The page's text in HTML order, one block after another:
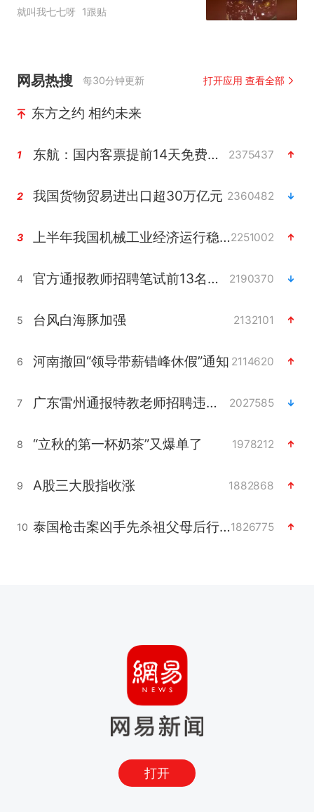
就叫我七七呀 1跟贴
网易热搜 每30分钟更新 打开应用 查看全部
东方之约 相约未来
1 东航：国内客票提前14天免费退改 2375437
2 我国货物贸易进出口超30万亿元 2360482
3 上半年我国机械工业经济运行稳中有进2251002
4 官方通报教师招聘笔试前13名被淘汰 2190370
5 台风白海豚加强 2132101
6 河南撤回“领导带薪错峰休假”通知 2114620
7 广东雷州通报特教老师招聘违规事件 2027585
8 “立秋的第一杯奶茶”又爆单了 1978212
9 A股三大股指收涨 1882868
10 泰国枪击案凶手先杀祖父母后行凶1826775
打开